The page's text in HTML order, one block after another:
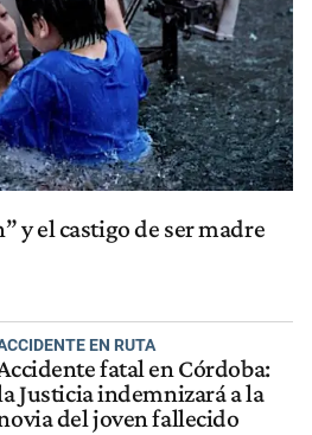
y el castigo de ser madre
EN RUTA
fatal en Córdoba:
Justicia indemnizará a la
del joven fallecido